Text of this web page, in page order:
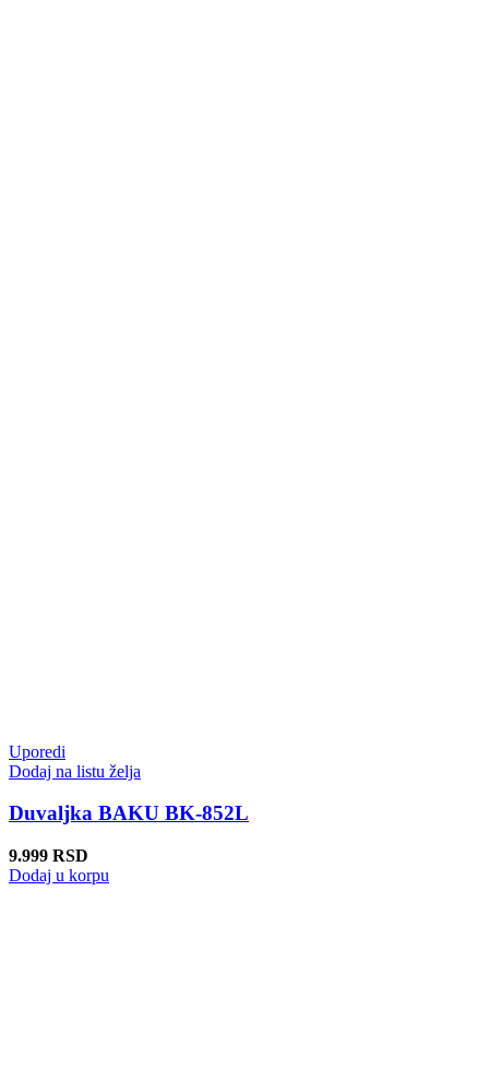
Uporedi
Dodaj na listu želja
Duvaljka BAKU BK-852L
9.999 RSD
Dodaj u korpu